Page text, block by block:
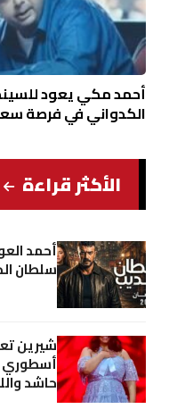
أحمد مكي يعود
الكدواني في فرصة
الأكثر قراءة
أحمد
سلطان
شيرين
أسطوري
حاشد